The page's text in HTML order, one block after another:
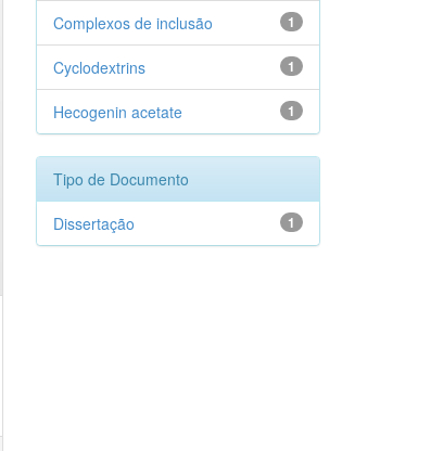
1
Complexos de inclusão
1
Cyclodextrins
1
Hecogenin acetate
Tipo de Documento
1
Dissertação